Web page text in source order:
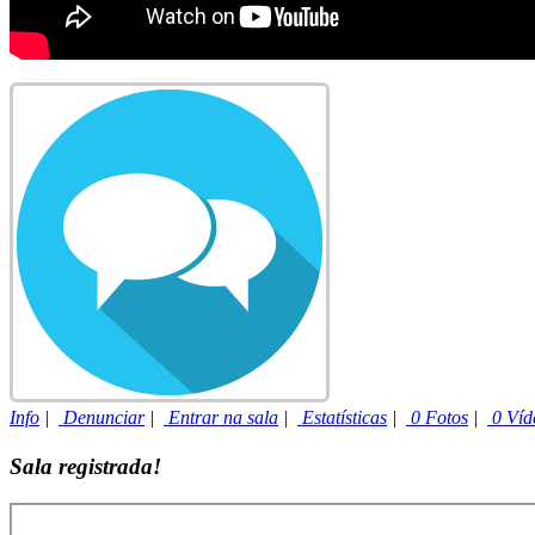
Info | Denunciar| Entrar na sala | Estatísticas | 0 Fotos | 0
Sala registrada!